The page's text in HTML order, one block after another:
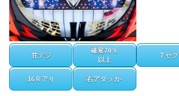
甘デジ
確変70％
以上
７セグ
16Ｒアリ 右アタッカ-